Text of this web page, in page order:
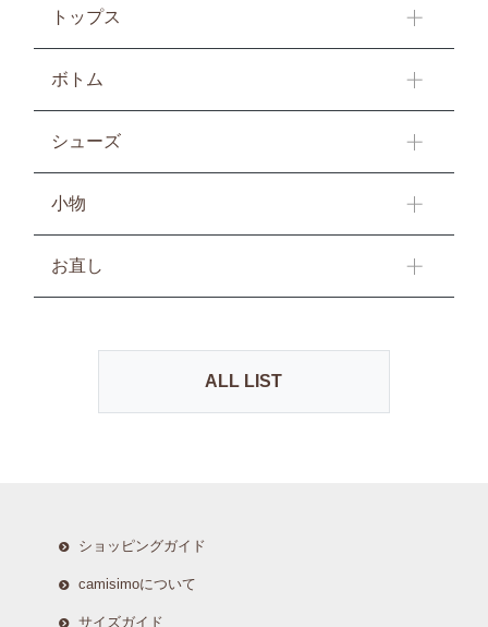
トップス
ボトム
シューズ
小物
お直し
ALL LIST
ショッピングガイド
camisimoについて
サイズガイド